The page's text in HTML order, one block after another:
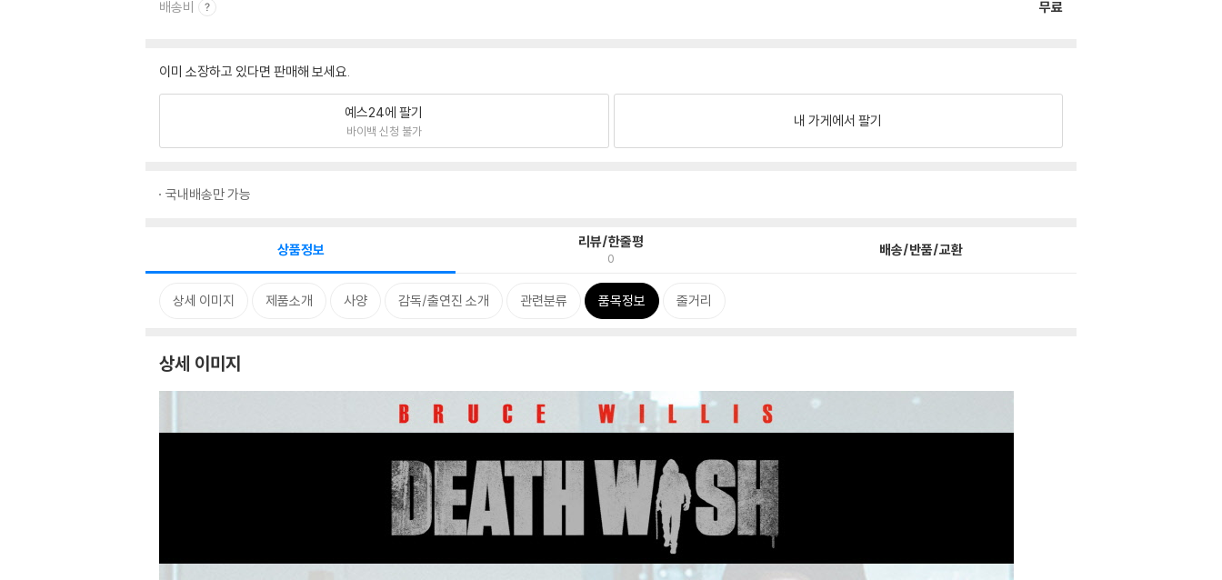
배송비 무료
이미 소장하고 있다면 판매해 보세요.
예스24에 팔기
바이백 신청 불가
내 가게에서 팔기
국내배송만 가능
상품정보 리뷰/한줄평
0 배송/반품/교환
상세 이미지 제품소개 사양 감독/출연진 소개 관련분류 품목정보 줄거리
상세 이미지